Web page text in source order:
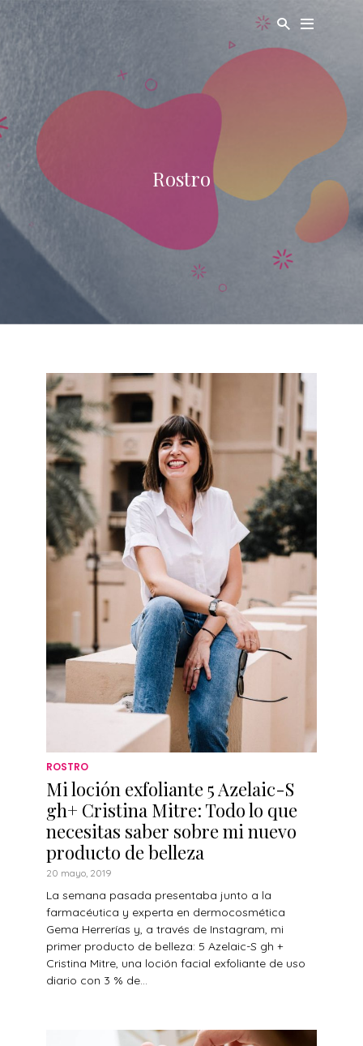
Rostro
ROSTRO
Mi loción exfoliante 5 Azelaic-S
gh+ Cristina Mitre: Todo lo que
necesitas saber sobre mi nuevo
producto de belleza
20 mayo, 2019
La semana pasada presentaba junto a la
farmacéutica y experta en dermocosmética
Gema Herrerías y, a través de Instagram, mi
primer producto de belleza: 5 Azelaic-S gh +
Cristina Mitre, una loción facial exfoliante de uso
diario con 3 % de...